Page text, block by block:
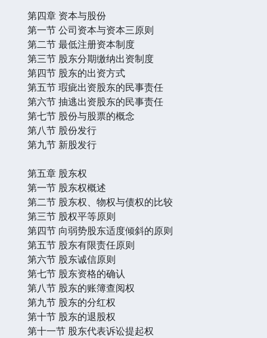
第四章 资本与股份
第一节 公司资本与资本三原则
第二节 最低注册资本制度
第三节 股东分期缴纳出资制度
第四节 股东的出资方式
第五节 瑕疵出资股东的民事责任
第六节 抽逃出资股东的民事责任
第七节 股份与股票的概念
第八节 股份发行
第九节 新股发行
第五章 股东权
第一节 股东权概述
第二节 股东权、物权与债权的比较
第三节 股权平等原则
第四节 向弱势股东适度倾斜的原则
第五节 股东有限责任原则
第六节 股东诚信原则
第七节 股东资格的确认
第八节 股东的账簿查阅权
第九节 股东的分红权
第十节 股东的退股权
第十一节 股东代表诉讼提起权